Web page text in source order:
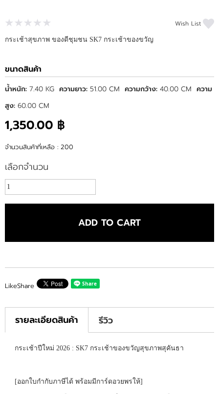
Wish List
กระเช้าสุขภาพ ของดีชุมชน SK7 กระเช้าของขวัญ
ขนาดสินค้า
น้ำหนัก: 7.40 KG ความยาว: 51.00 CM ความกว้าง: 40.00 CM ความ
สูง: 60.00 CM
1,350.00 ฿
จำนวนสินค้าที่เหลือ : 200
เลือกจำนวน
ADD TO CART
LikeShare
รายละเอียดสินค้า รีวิว
กระเช้าปีใหม่ 2026 : SK7 กระเช้าของขวัญสุขภาพสุคันธา
[ออกใบกำกับภาษีได้ พร้อมมีการ์ดอวยพรให้]